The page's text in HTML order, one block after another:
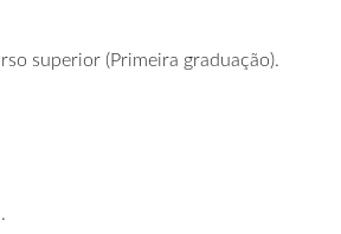
superior (Primeira graduação).